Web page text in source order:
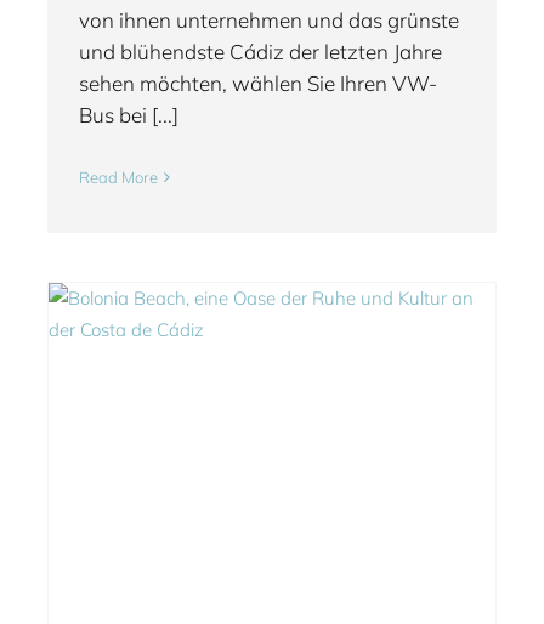
von ihnen unternehmen und das grünste
und blühendste Cádiz der letzten Jahre
sehen möchten, wählen Sie Ihren VW-
Bus bei [...]
Read More